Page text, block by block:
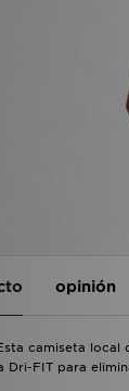
opinión
camiseta
FIT para